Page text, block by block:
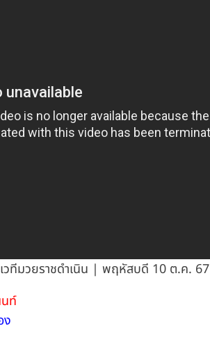
วทีมวยราชดำเนิน | พฤหัสบดี 10 ต.ค. 67
ท์
ง